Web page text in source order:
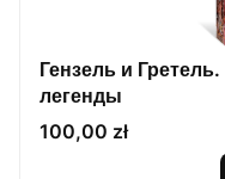
Гензель и
легенды
Цена
100,00 zł